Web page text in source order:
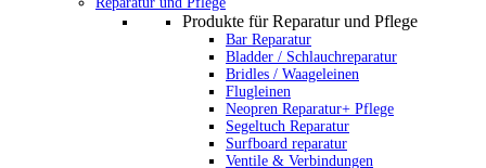
Produkte für Reparatur und Pflege
Bar Reparatur
Bladder / Schlauchreparatur
Bridles / Waageleinen
Flugleinen
Neopren Reparatur+ Pflege
Segeltuch Reparatur
Surfboard reparatur
Ventile & Verbindungen